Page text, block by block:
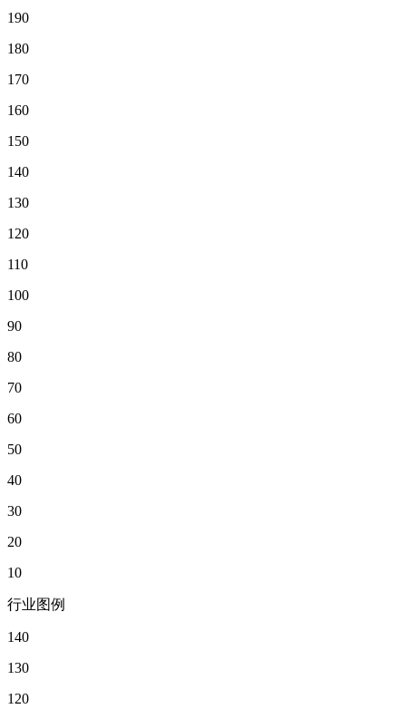
190
180
170
160
150
140
130
120
110
100
90
80
70
60
50
40
30
20
10
行业图例
140
130
120